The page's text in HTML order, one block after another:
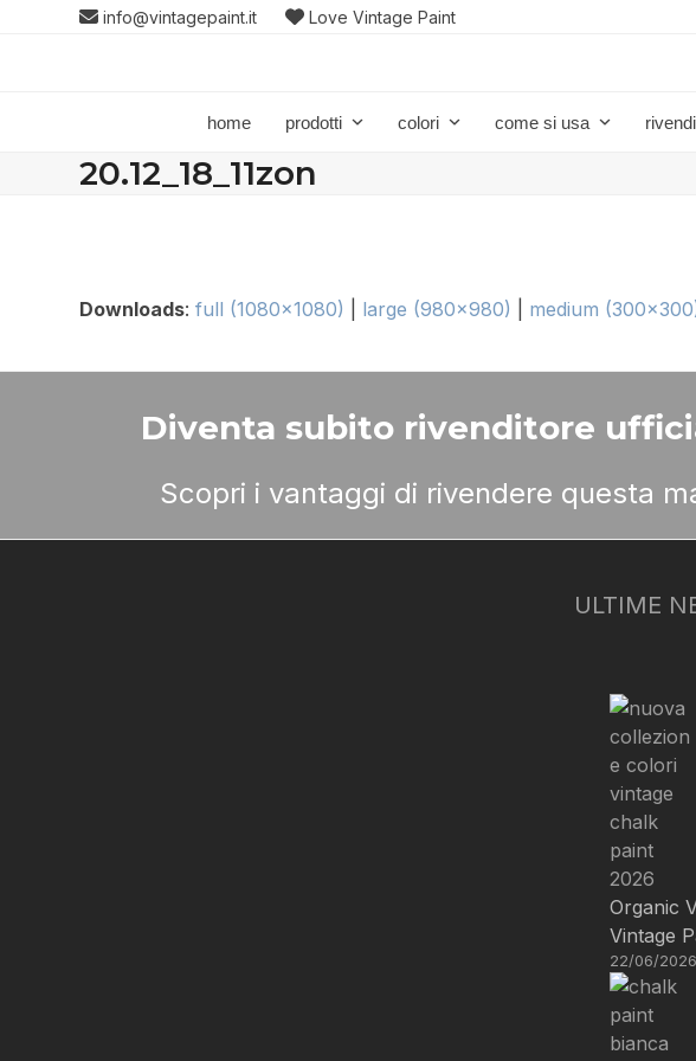
info@vintagepaint.it Love Vintage Paint
home prodotti colori come si usa
20.12_18_11zon
Downloads:full (1080x1080) large (980x980) medium
Diventa subito rivenditore
Scopri i vantaggi di rivendere questa
ULTIME
Organic
Vintage
22/06/2026